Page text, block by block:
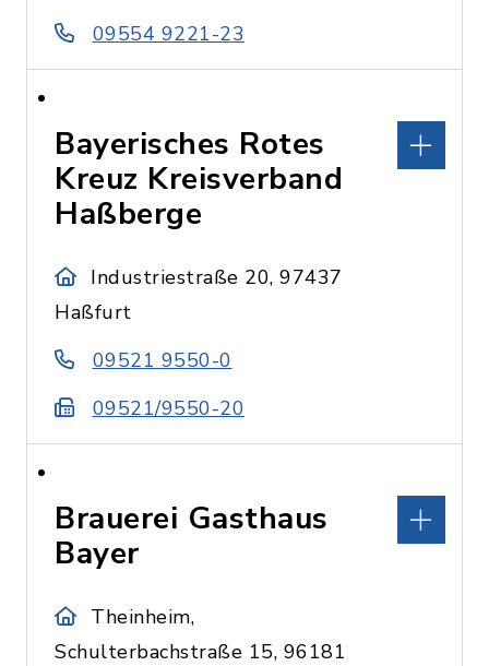
09554 9221-23
Bayerisches Rotes
Kreuz Kreisverband
Haßberge
Industriestraße 20, 97437
Haßfurt
09521 9550-0
09521/9550-20
Brauerei Gasthaus
Bayer
Theinheim,
Schulterbachstraße 15, 96181